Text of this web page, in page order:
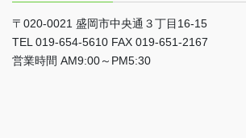
〒020-0021 盛岡市中央通３丁目16-15
TEL 019-654-5610 FAX 019-651-2167
営業時間 AM9:00～PM5:30